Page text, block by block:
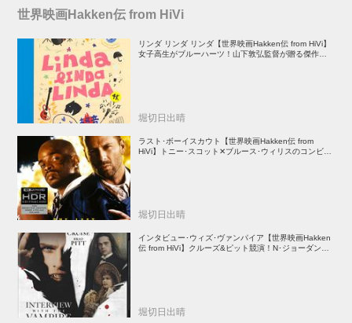
世界映画Hakken伝 from HiVi
リンダ リンダ リンダ【世界映画Hakken伝 from HiVi】
女子高生がブルーハーツ！山下敦弘監督が贈る傑作青春
堀切日出晴
ラスト･ボーイスカウト【世界映画Hakken伝 from
HiVi】トニー･スコット✕ブルース･ウィリスのコンビが
堀切日出晴
インタビュー･ウィズ･ヴァンパイア【世界映画Hakken
伝 from HiVi】クルーズ&ピット競演！N･ジョーダン監
堀切日出晴